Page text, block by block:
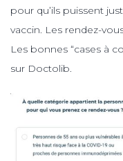
pour qu’ils puissent
vaccin. Les rendez-
Les bonnes “cases à
sur Doctolib.